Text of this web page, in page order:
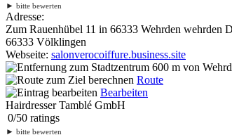
► bitte bewerten
Adresse:
Zum Rauenhübel 11 in 66333 Wehrden wehrden
66333 Völklingen
Webseite: salonverocoiffure.business.site
600 m von
Route
Bearbeiten
Hairdresser Tamblé GmbH
0/50 ratings
► bitte bewerten